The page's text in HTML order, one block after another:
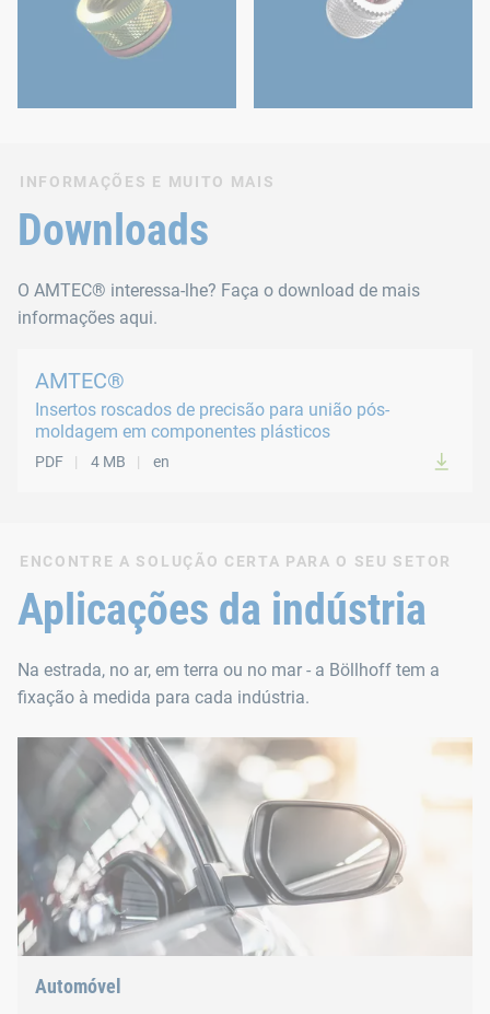
INFORMAÇÕES E MUITO MAIS
Downloads
O AMTEC® interessa-lhe? Faça o download de mais
informações aqui.
AMTEC®
Insertos roscados de precisão para união pós-
moldagem em componentes plásticos
PDF 4 MB en
ENCONTRE A SOLUÇÃO CERTA PARA O SEU SETOR
Aplicações da indústria
Na estrada, no ar, em terra ou no mar - a Böllhoff tem a
fixação à medida para cada indústria.
Automóvel